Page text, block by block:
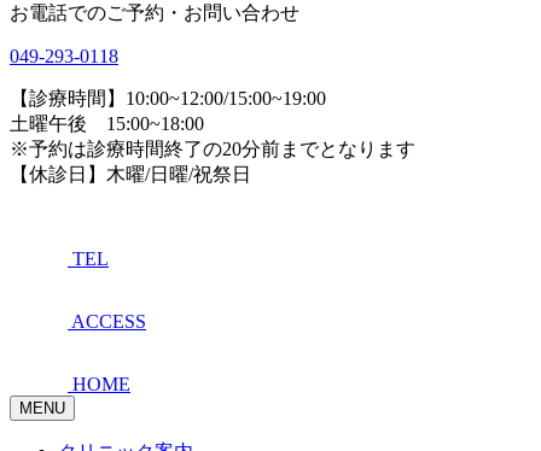
お電話でのご予約・お問い合わせ
049-293-0118
【診療時間】10:00~12:00/15:00~19:00
土曜午後 15:00~18:00
※予約は診療時間終了の20分前までとなります
【休診日】木曜/日曜/祝祭日
TEL
ACCESS
HOME
MENU